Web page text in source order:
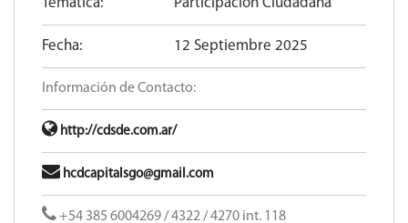
Fecha: 12 Septiembre 2025
Información de Contacto:
http://cdsde.com.ar/
hcdcapitalsgo@gmail.com
+54 385 6004269 / 4322 / 4270 int. 118